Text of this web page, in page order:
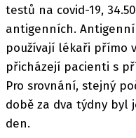
testů na covid-19,
antigenních.
používají lékaři přímo
přicházejí pacienti s
Pro srovnání, stejný
době za dva týdny byl
den.